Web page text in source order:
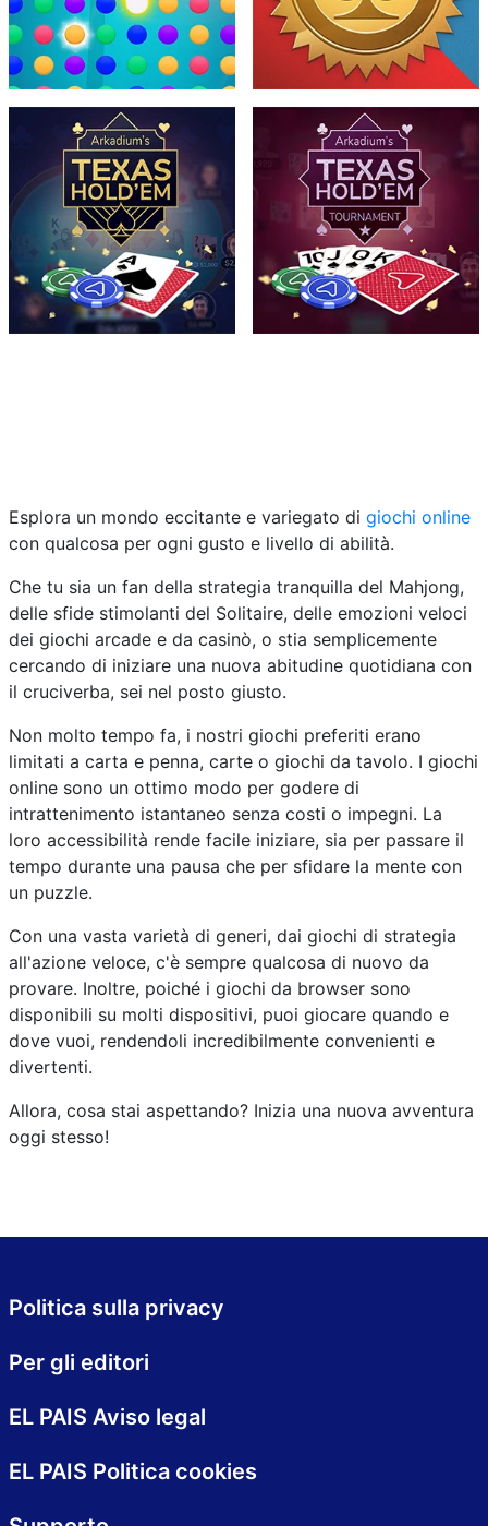
Esplora un mondo eccitante e variegato di giochi online
con qualcosa per ogni gusto e livello di abilità.
Che tu sia un fan della strategia tranquilla del Mahjong,
delle sfide stimolanti del Solitaire, delle emozioni veloci
dei giochi arcade e da casinò, o stia semplicemente
cercando di iniziare una nuova abitudine quotidiana con
il cruciverba, sei nel posto giusto.
Non molto tempo fa, i nostri giochi preferiti erano
limitati a carta e penna, carte o giochi da tavolo. I giochi
online sono un ottimo modo per godere di
intrattenimento istantaneo senza costi o impegni. La
loro accessibilità rende facile iniziare, sia per passare il
tempo durante una pausa che per sfidare la mente con
un puzzle.
Con una vasta varietà di generi, dai giochi di strategia
all'azione veloce, c'è sempre qualcosa di nuovo da
provare. Inoltre, poiché i giochi da browser sono
disponibili su molti dispositivi, puoi giocare quando e
dove vuoi, rendendoli incredibilmente convenienti e
divertenti.
Allora, cosa stai aspettando? Inizia una nuova avventura
oggi stesso!
Politica sulla privacy
EL PAIS Aviso legal
Per gli editori
EL PAIS Politica cookies